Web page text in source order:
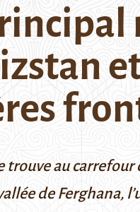
trouve au carrefour
de Ferghana,